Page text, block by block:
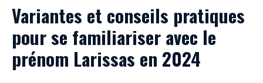
Variantes et conseils pratiques
pour se familiariser avec le
prénom Larissas en 2024